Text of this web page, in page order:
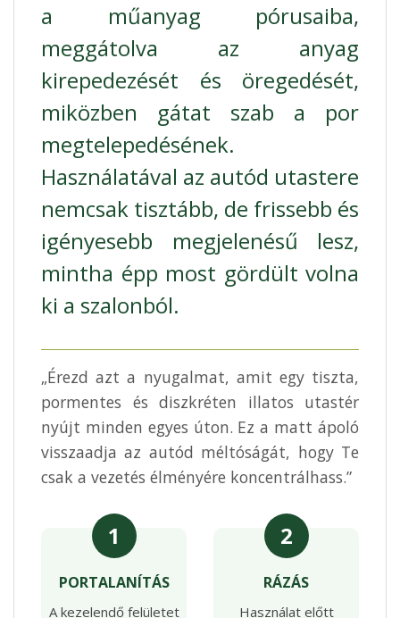
a műanyag pórusaiba,
meggátolva az anyag
kirepedezését és öregedését,
miközben gátat szab a por
megtelepedésének.
Használatával az autód utastere
nemcsak tisztább, de frissebb és
igényesebb megjelenésű lesz,
mintha épp most gördült volna
ki a szalonból.
„Érezd azt a nyugalmat, amit egy tiszta,
pormentes és diszkréten illatos utastér
nyújt minden egyes úton. Ez a matt ápoló
visszaadja az autód méltóságát, hogy Te
csak a vezetés élményére koncentrálhass.”
1
PORTALANÍTÁS
A kezelendő felületet
2
RÁZÁS
Használat előtt